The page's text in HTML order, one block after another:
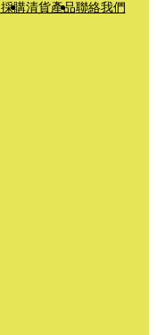
購清貨產品聯絡我們